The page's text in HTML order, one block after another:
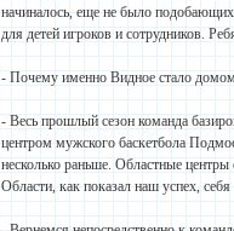
начиналось, еще не было подобающих
для детей игроков и сотрудников.
- Почему именно Видное стало
- Весь прошлый сезон команда
центром мужского баскетбола
несколько раньше. Областные
Области, как показал наш успех,